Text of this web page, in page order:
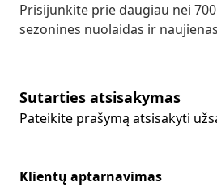
Prisijunkite prie daugiau nei
sezonines nuolaidas ir
Sutarties atsisakymas
Pateikite prašymą atsisakyti
Klientų aptarnavimas